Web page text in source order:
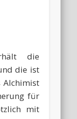
die
die ist
Alchimist
für
mit